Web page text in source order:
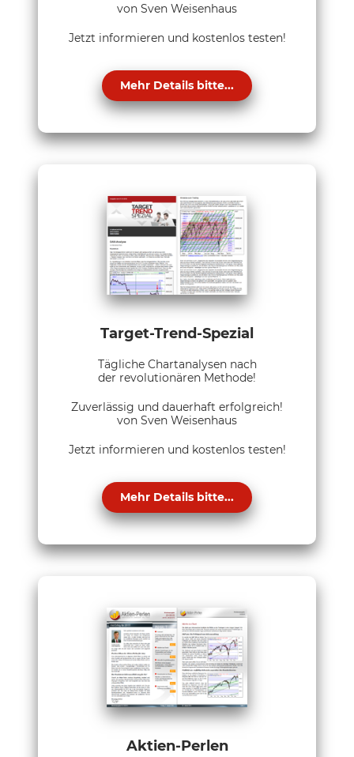
von Sven Weisenhaus
Jetzt informieren und kostenlos testen!
Mehr Details bitte...
Target-Trend-Spezial
Tägliche Chartanalysen nach
der revolutionären Methode!
Zuverlässig und dauerhaft erfolgreich!
von Sven Weisenhaus
Jetzt informieren und kostenlos testen!
Mehr Details bitte...
Aktien-Perlen